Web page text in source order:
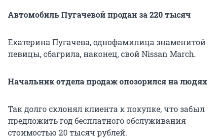
Автомобиль Пугачевой продан за 220 тысяч
Екатерина Пугачева, однофамилица знаменитой
певицы, сбагрила, наконец, свой Nissan March.
Начальник отдела продаж опозорился на людях
Так долго склонял клиента к покупке, что забыл
предложить год бесплатного обслуживания
стоимостью 20 тысяч рублей.